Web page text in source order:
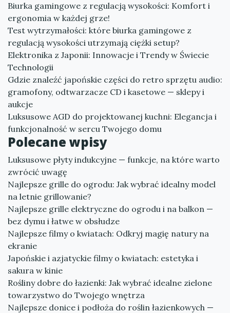
Biurka gamingowe z regulacją wysokości: Komfort i
ergonomia w każdej grze!
Test wytrzymałości: które biurka gamingowe z
regulacją wysokości utrzymają ciężki setup?
Elektronika z Japonii: Innowacje i Trendy w Świecie
Technologii
Gdzie znaleźć japońskie części do retro sprzętu audio:
gramofony, odtwarzacze CD i kasetowe — sklepy i
aukcje
Luksusowe AGD do projektowanej kuchni: Elegancja i
funkcjonalność w sercu Twojego domu
Polecane wpisy
Luksusowe płyty indukcyjne — funkcje, na które warto
zwrócić uwagę
Najlepsze grille do ogrodu: Jak wybrać idealny model
na letnie grillowanie?
Najlepsze grille elektryczne do ogrodu i na balkon —
bez dymu i łatwe w obsłudze
Najlepsze filmy o kwiatach: Odkryj magię natury na
ekranie
Japońskie i azjatyckie filmy o kwiatach: estetyka i
sakura w kinie
Rośliny dobre do łazienki: Jak wybrać idealne zielone
towarzystwo do Twojego wnętrza
Najlepsze donice i podłoża do roślin łazienkowych —